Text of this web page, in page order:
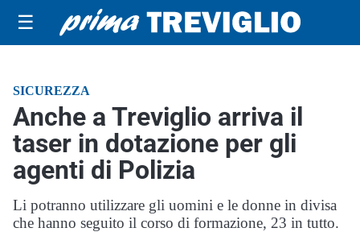
☰
SICUREZZA
Anche a Treviglio arriva il
taser in dotazione per gli
agenti di Polizia
Li potranno utilizzare gli uomini e le donne in divisa
che hanno seguito il corso di formazione, 23 in tutto.